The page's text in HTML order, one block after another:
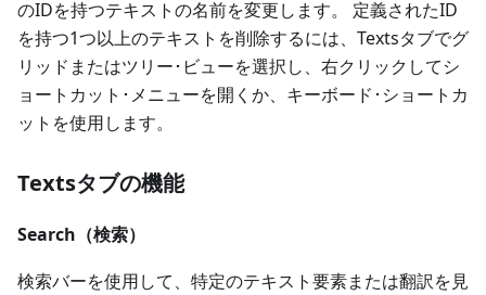
のIDを持つテキストの名前を変更します。 定義されたID
を持つ1つ以上のテキストを削除するには、Textsタブでグ
リッドまたはツリー･ビューを選択し、右クリックしてシ
ョートカット･メニューを開くか、キーボード･ショートカ
ットを使用します。
Textsタブの機能
Search（検索）
検索バーを使用して、特定のテキスト要素または翻訳を見